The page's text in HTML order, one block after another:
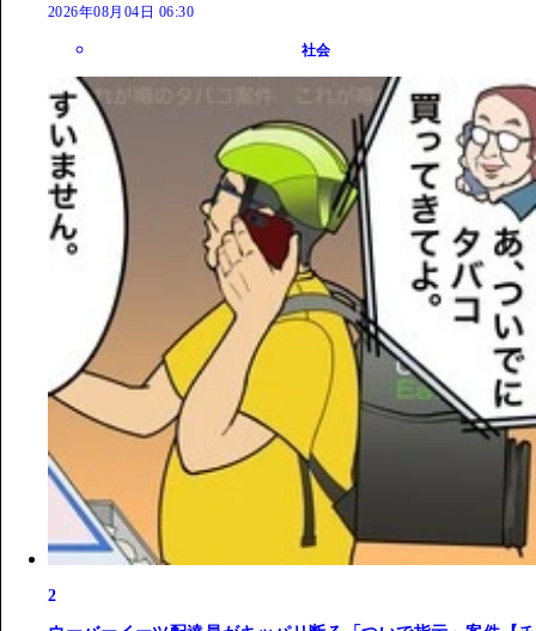
2026年08月04日 06:30
社会
2